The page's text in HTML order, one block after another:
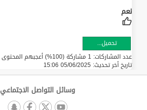
تحميل...
عدد المشاركات: 1 مشاركة (100%) أعجبهم المحتوى
تاريخ أخر تحديث: 05/06/2025 15:06
وسائل التواصل الاجتماعي